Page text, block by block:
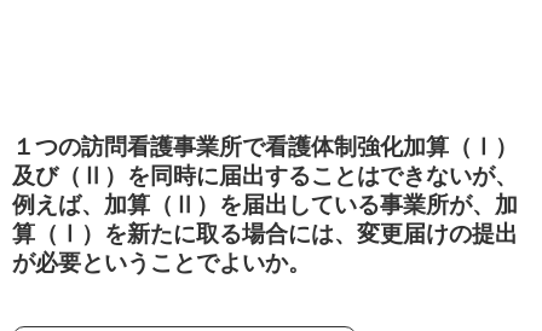
１つの訪問看護事業所で看護体制強化加算（Ⅰ）
及び（Ⅱ）を同時に届出することはできないが、
例えば、加算（Ⅱ）を届出している事業所が、加
算（Ⅰ）を新たに取る場合には、変更届けの提出
が必要ということでよいか。